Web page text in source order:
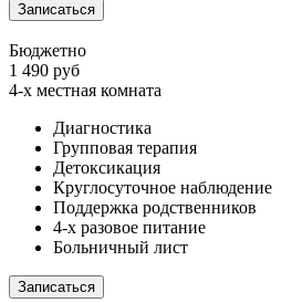
Записаться
Бюджетно
1 490 руб
4-х местная комната
Диагностика
Групповая терапия
Детоксикация
Круглосуточное наблюдение
Поддержка родственников
4-х разовое питание
Больничный лист
Записаться